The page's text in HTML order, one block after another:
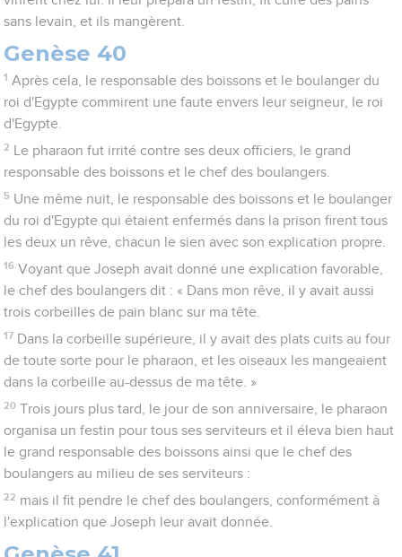
sans levain, et ils mangèrent.
Genèse 40
1 Après cela, le responsable des boissons et le boulanger du
roi d'Egypte commirent une faute envers leur seigneur, le roi
d'Egypte.
2
Le pharaon fut irrité contre ses deux officiers, le grand
responsable des boissons et le chef des boulangers.
5 Une même nuit, le responsable des boissons et le boulanger
du roi d'Egypte qui étaient enfermés dans la prison firent tous
les deux un rêve, chacun le sien avec son explication propre.
16 Voyant que Joseph avait donné une explication favorable,
le chef des boulangers dit : « Dans mon rêve, il y avait aussi
trois corbeilles de pain blanc sur ma tête.
17 Dans la corbeille supérieure, il y avait des plats cuits au four
de toute sorte pour le pharaon, et les oiseaux les mangeaient
dans la corbeille au-dessus de ma tête. »
20 Trois jours plus tard, le jour de son anniversaire, le pharaon
organisa un festin pour tous ses serviteurs et il éleva bien haut
le grand responsable des boissons ainsi que le chef des
boulangers au milieu de ses serviteurs :
22 mais il fit pendre le chef des boulangers, conformément à
l'explication que Joseph leur avait donnée.